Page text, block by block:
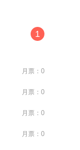
1
月票：0
月票：0
月票：0
月票：0